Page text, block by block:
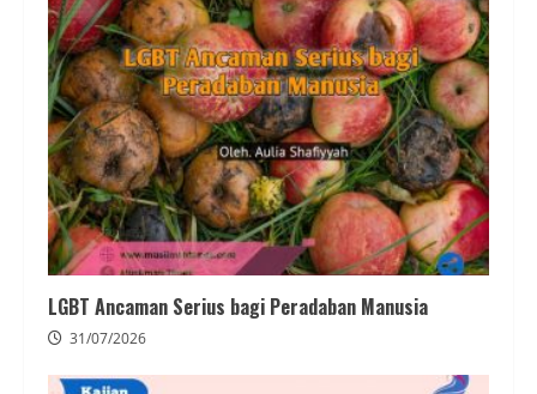
LGBT Ancaman Serius bagi Peradaban Manusia
31/07/2026